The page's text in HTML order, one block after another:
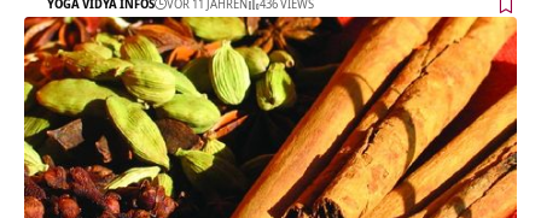
YOGA VIDYA INFOS VOR 11 JAHREN 436 VIEWS